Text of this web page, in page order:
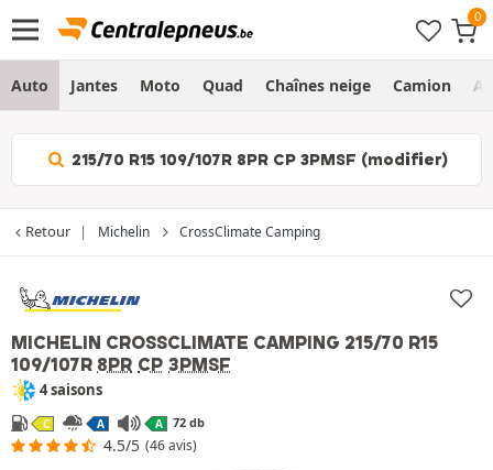
Auto Jantes Moto Quad Chaînes neige Camion
215/70 R15 109/107R 8PR CP 3PMSF (modifier)
Retour Michelin CrossClimate Camping
MICHELIN CROSSCLIMATE CAMPING 215/70 R15
109/107R 8PR CP 3PMSF
4 saisons
C A A 72 db
4.5/5 (46 avis)